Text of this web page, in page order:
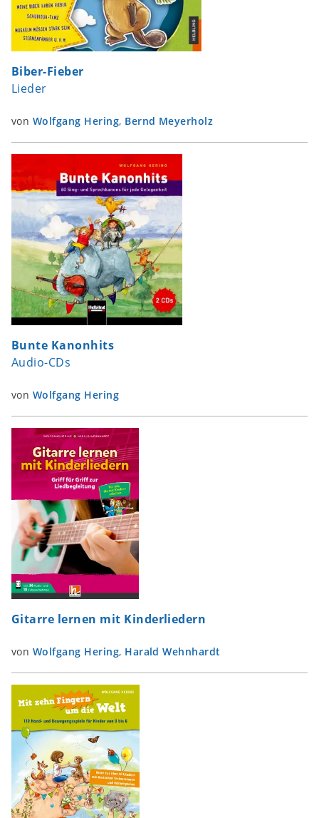
Biber-Fieber
Lieder
von Wolfgang Hering, Bernd Meyerholz
Bunte Kanonhits
Audio-CDs
von Wolfgang Hering
Gitarre lernen mit Kinderliedern
von Wolfgang Hering, Harald Wehnhardt